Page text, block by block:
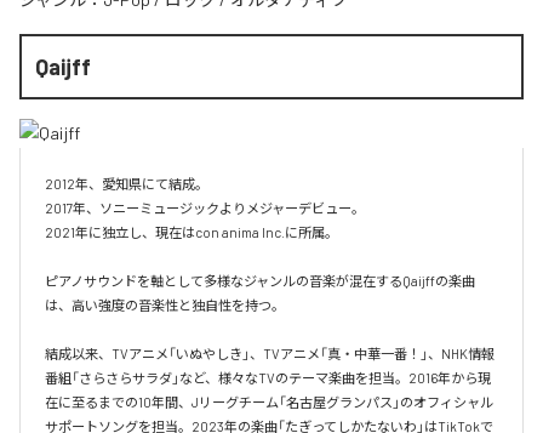
Qaijff
2012年、愛知県にて結成。
2017年、ソニーミュージックよりメジャーデビュー。
2021年に独立し、現在はcon anima Inc.に所属。
ピアノサウンドを軸として多様なジャンルの音楽が混在するQaijffの楽曲
は、高い強度の音楽性と独自性を持つ。
結成以来、TVアニメ「いぬやしき」、TVアニメ「真・中華一番！」、NHK情報
番組「さらさらサラダ」など、様々なTVのテーマ楽曲を担当。2016年から現
在に至るまでの10年間、Jリーグチーム「名古屋グランパス」のオフィシャル
サポートソングを担当。2023年の楽曲「たぎってしかたないわ」はTikTokで